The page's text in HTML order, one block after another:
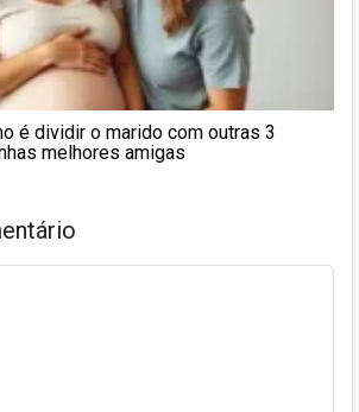
é dividir o marido com outras 3
melhores amigas